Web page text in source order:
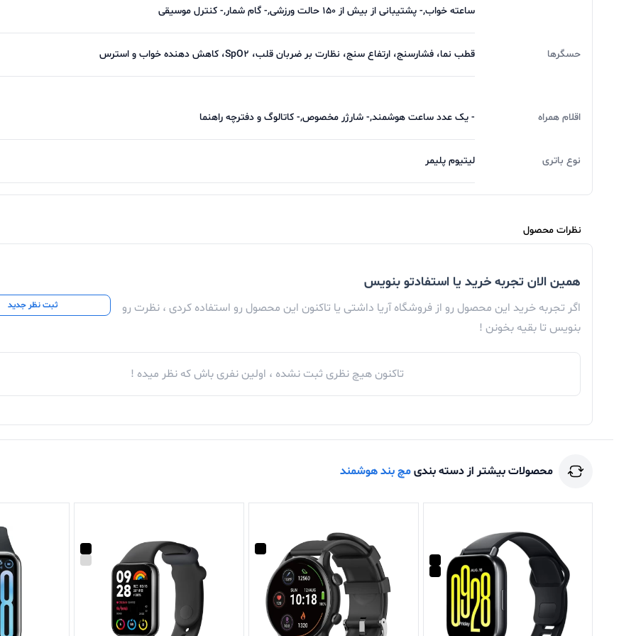
ساعته خواب,- پشتیبانی از بیش از 150 حالت ورزشی,- گام شمار,- کنترل موسیقی
حسگرها قطب نما، فشارسنج، ارتفاع سنج، نظارت بر ضربان قلب، SpO2، کاهش دهنده خواب و استرس
اقلام همراه - یک عدد ساعت هوشمند,- شارژر مخصوص,- کاتالوگ و دفترچه راهنما
نوع باتری لیتیوم پلیمر
نظرات محصول
همین الان تجربه خرید یا استفادتو بنویس
اگر تجربه خرید این محصول رو از فروشگاه آریا داشتی یا تاکنون این محصول رو استفاده کردی ، نظرت رو
بنویس تا بقیه بخونن !
ثبت نظر جدید
تاکنون هیچ نظری ثبت نشده ، اولین نفری باش که نظر میده !
محصولات بیشتر از دسته بندیمچ بند هوشمند